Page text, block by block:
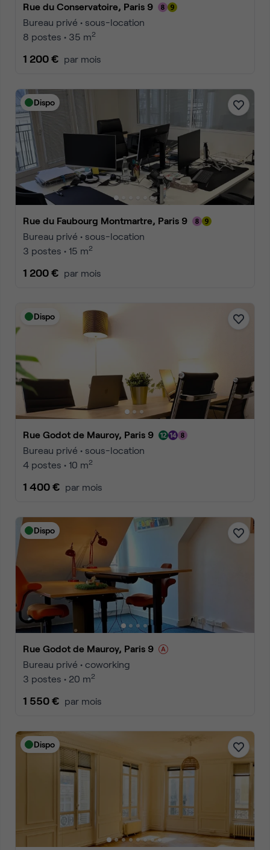
Rue du Conservatoire, Paris 9
Bureau privé • sous-location
8 postes • 35 m2
1 200 € par mois
Dispo
Rue du Faubourg Montmartre, Paris 9
Bureau privé • sous-location
3 postes • 15 m2
1 200 € par mois
Dispo
Rue Godot de Mauroy, Paris 9
Bureau privé • sous-location
4 postes • 10 m2
1 400 € par mois
Dispo
Rue Godot de Mauroy, Paris 9
Bureau privé • coworking
3 postes • 20 m2
1 550 € par mois
Dispo